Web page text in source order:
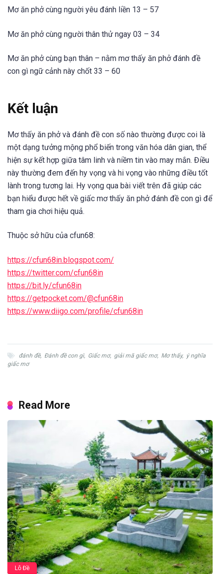
Mơ ăn phở cùng người yêu đánh liền 13 – 57
Mơ ăn phở cùng người thân thử ngay 03 – 34
Mơ ăn phở cùng bạn thân – nằm mơ thấy ăn phở đánh đề
con gì ngữ cảnh này chốt 33 – 60
Kết luận
Mơ thấy ăn phở và đánh đề con số nào thường được coi là
một dạng tưởng mộng phổ biến trong văn hóa dân gian, thể
hiện sự kết hợp giữa tâm linh và niềm tin vào may mắn. Điều
này thường đem đến hy vọng và hi vọng vào những điều tốt
lành trong tương lai. Hy vọng qua bài viết trên đã giúp các
bạn hiểu được hết về giấc mơ thấy ăn phở đánh đề con gì để
tham gia chơi hiệu quả.
Thuộc sở hữu của cfun68:
https://cfun68in.blogspot.com/
https://twitter.com/cfun68in
https://bit.ly/cfun68in
https://getpocket.com/@cfun68in
https://www.diigo.com/profile/cfun68in
đánh đề, Đánh đề con gì, Giấc mơ, giải mã giấc mơ, Mơ thấy, ý nghĩa
giấc mơ
Read More
Lô Đề